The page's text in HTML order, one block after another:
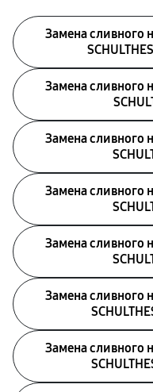
Замена сливного
Замена сливного
Замена сливного
Замена сливного
Замена сливного
Замена сливного
Замена сливного